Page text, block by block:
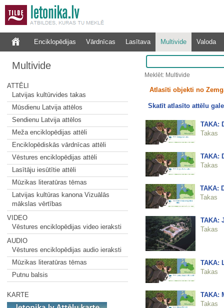
Enciklopēdijas Vārdnīcas Lasītava Multivide Valoda
Multivide
ATTĒLI
Latvijas kultūrvides takas
Mūsdienu Latvija attēlos
Sendienu Latvija attēlos
Meža enciklopēdijas attēli
Enciklopēdiskās vārdnīcas attēli
Vēstures enciklopēdijas attēli
Lasītāju iesūtītie attēli
Mūzikas literatūras tēmas
Latvijas kultūras kanona Vizuālās
mākslas vērtības
VIDEO
Vēstures enciklopēdijas video ieraksti
AUDIO
Vēstures enciklopēdijas audio ieraksti
Mūzikas literatūras tēmas
Putnu balsis
KARTE
Meklēt: Multivide
Atlasīti objekti no
Skatīt atlasīto attēlu
TAKA:
Takas
TAKA:
Takas
TAKA:
Takas
TAKA:
Takas
TAKA:
Takas
TAKA:
Takas